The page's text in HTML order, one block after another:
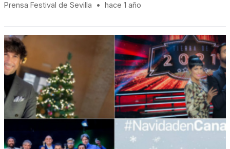
Prensa Festival de Sevilla • hace 1 año